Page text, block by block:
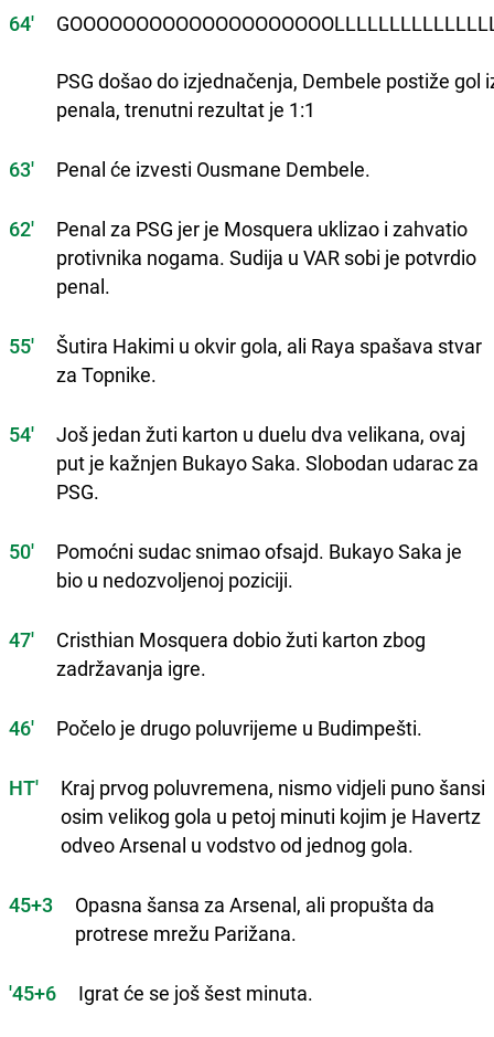
64'
PSG došao do izjednačenja, Dembele postiže gol
penala, trenutni rezultat je 1:1
63' Penal će izvesti Ousmane Dembele.
62'
Penal za PSG jer je Mosquera uklizao i zahvatio
protivnika nogama. Sudija u VAR sobi je potvrdio
penal.
55'
Šutira Hakimi u okvir gola, ali Raya spašava stvar
za Topnike.
54'
Još jedan žuti karton u duelu dva velikana, ovaj
put je kažnjen Bukayo Saka. Slobodan udarac za
PSG.
50'
Pomoćni sudac snimao ofsajd. Bukayo Saka je
bio u nedozvoljenoj poziciji.
47'
Cristhian Mosquera dobio žuti karton zbog
zadržavanja igre.
46' Počelo je drugo poluvrijeme u Budimpešti.
HT'
Kraj prvog poluvremena, nismo vidjeli puno šansi
osim velikog gola u petoj minuti kojim je Havertz
odveo Arsenal u vodstvo od jednog gola.
45+3
Opasna šansa za Arsenal, ali propušta da
protrese mrežu Parižana.
'45+6 Igrat će se još šest minuta.